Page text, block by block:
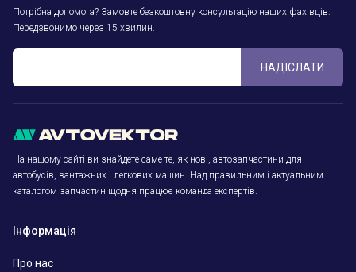
Потрібна допомога? Замовте безкоштовну консультацію наших фахівців.
Передзвонимо через 15 хвилин.
НАДІСЛАТИ
На нашому сайті ви знайдете саме те, як нові, автозапчастини для
автобусів, вантажних і легкових машин. Над правильним і актуальним
каталогом запчастин щодня працює команда експертів.
Інформація
Про нас